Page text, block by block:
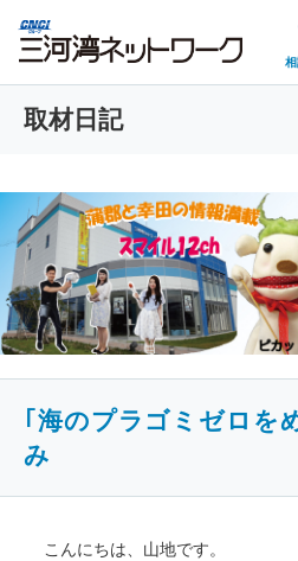
取材日記
｢海のプラゴミゼロを
み
こんにちは、山地です。